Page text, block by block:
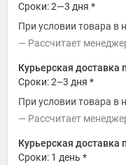
Сроки: 2—3 дня *
При условии товара в
Рассчитает
Курьерская доставка
Сроки: 2–3 дня *
При условии товара в
Рассчитает
Курьерская доставка
Сроки: 1 день *